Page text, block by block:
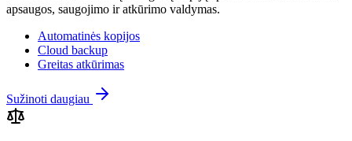
apsaugos, saugojimo ir atkūrimo valdymas.
Automatinės kopijos
Cloud backup
Greitas atkūrimas
Sužinoti daugiau